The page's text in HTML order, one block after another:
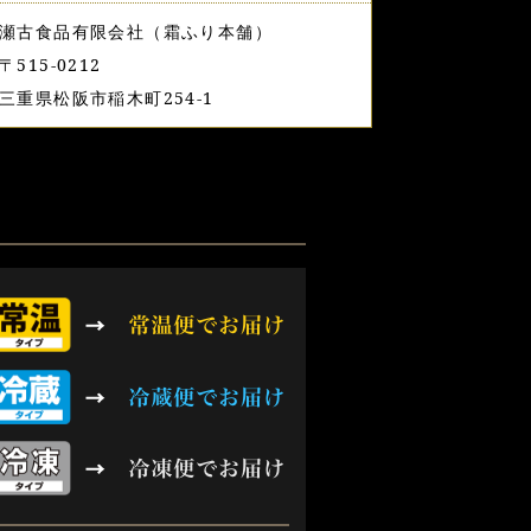
瀬古食品有限会社（霜ふり本舗）
〒515-0212
三重県松阪市稲木町254-1